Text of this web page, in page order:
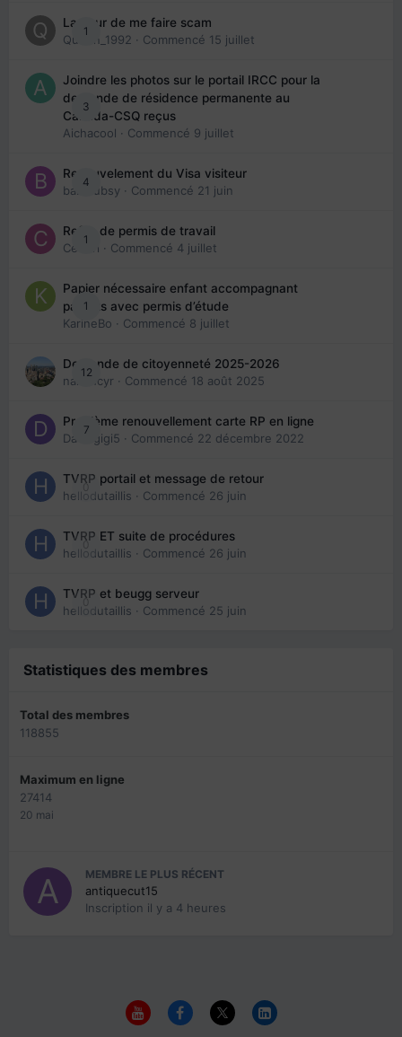
1
La peur de me faire scam
Queen_1992 · Commencé 15 juillet
3
Joindre les photos sur le portail IRCC pour la
demande de résidence permanente au
Canada-CSQ reçus
Aichacool · Commencé 9 juillet
4
Renouvelement du Visa visiteur
babibubsy · Commencé 21 juin
1
Refus de permis de travail
Cedbri · Commencé 4 juillet
1
Papier nécessaire enfant accompagnant
parents avec permis d’étude
KarineBo · Commencé 8 juillet
12
Demande de citoyenneté 2025-2026
nanancyr · Commencé 18 août 2025
7
Problème renouvellement carte RP en ligne
Davidgigi5 · Commencé 22 décembre 2022
0
TVRP portail et message de retour
hellodutaillis · Commencé 26 juin
0
TVRP ET suite de procédures
hellodutaillis · Commencé 26 juin
0
TVRP et beugg serveur
hellodutaillis · Commencé 25 juin
Statistiques des membres
Total des membres
118855
Maximum en ligne
27414
20 mai
MEMBRE LE PLUS RÉCENT
antiquecut15
Inscription il y a 4 heures